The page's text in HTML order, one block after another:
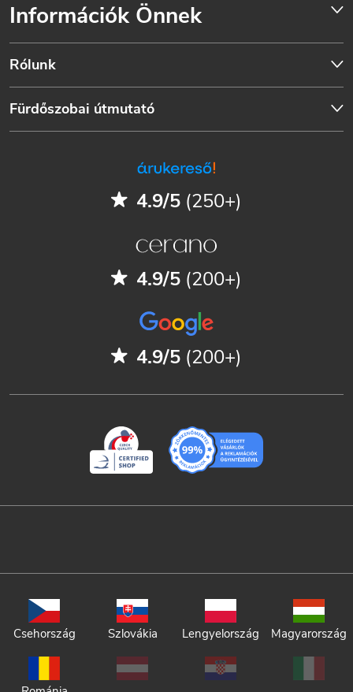
Információk Önnek
Rólunk
Fürdőszobai útmutató
4.9/5 (250+)
4.9/5 (200+)
4.9/5 (200+)
Csehország Szlovákia Lengyelország Magyarország